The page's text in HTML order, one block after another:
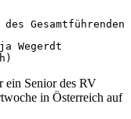
Wegerdt
ein Senior des RV
in Österreich auf